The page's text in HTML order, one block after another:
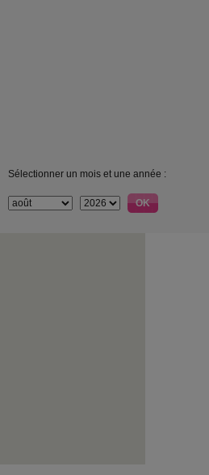
Sélectionner un mois et une année :